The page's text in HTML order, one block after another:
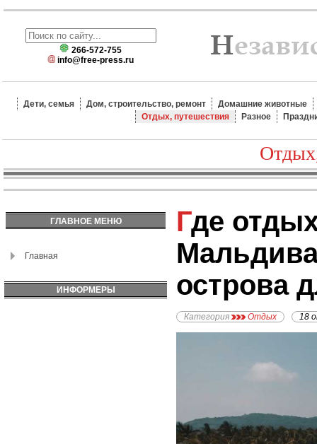
266-572-755
info@free-press.ru
Дети, семья Дом, строительство, ремонт
Домашние животные
Отдых, путешествия
Разное
ГЛАВНОЕ МЕНЮ
Главная
ИНФОРМЕРЫ
Где отдыхать на
острова
Категория Отдых 18